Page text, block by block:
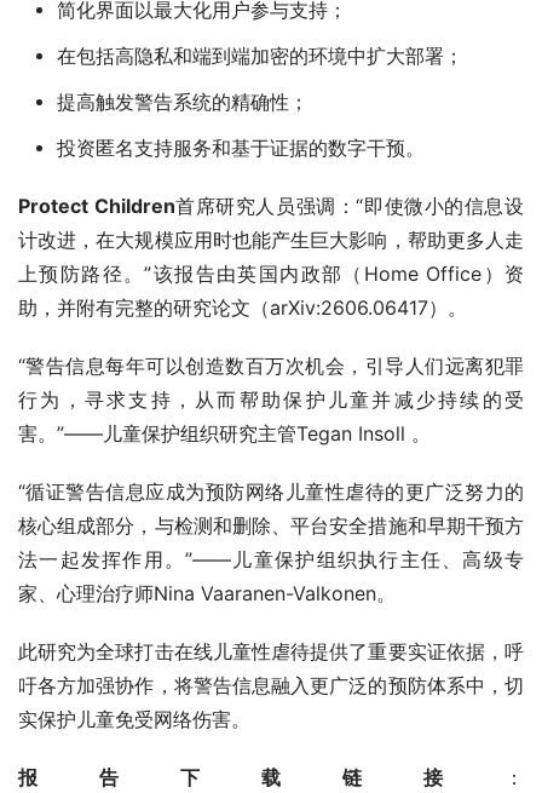
简化界面以最大化用户参与支持；
在包括高隐私和端到端加密的环境中扩大部署；
提高触发警告系统的精确性；
投资匿名支持服务和基于证据的数字干预。
Protect Children首席研究人员强调：“即使微小的信息设
计改进，在大规模应用时也能产生巨大影响，帮助更多人走
上预防路径。”该报告由英国内政部（Home Office）资
助，并附有完整的研究论文（arXiv:2606.06417）。
“警告信息每年可以创造数百万次机会，引导人们远离犯罪
行为，寻求支持，从而帮助保护儿童并减少持续的受
害。”——儿童保护组织研究主管Tegan Insoll 。
“循证警告信息应成为预防网络儿童性虐待的更广泛努力的
核心组成部分，与检测和删除、平台安全措施和早期干预方
法一起发挥作用。”——儿童保护组织执行主任、高级专
家、心理治疗师Nina Vaaranen-Valkonen。
此研究为全球打击在线儿童性虐待提供了重要实证依据，呼
吁各方加强协作，将警告信息融入更广泛的预防体系中，切
实保护儿童免受网络伤害。
报告下载链接
：